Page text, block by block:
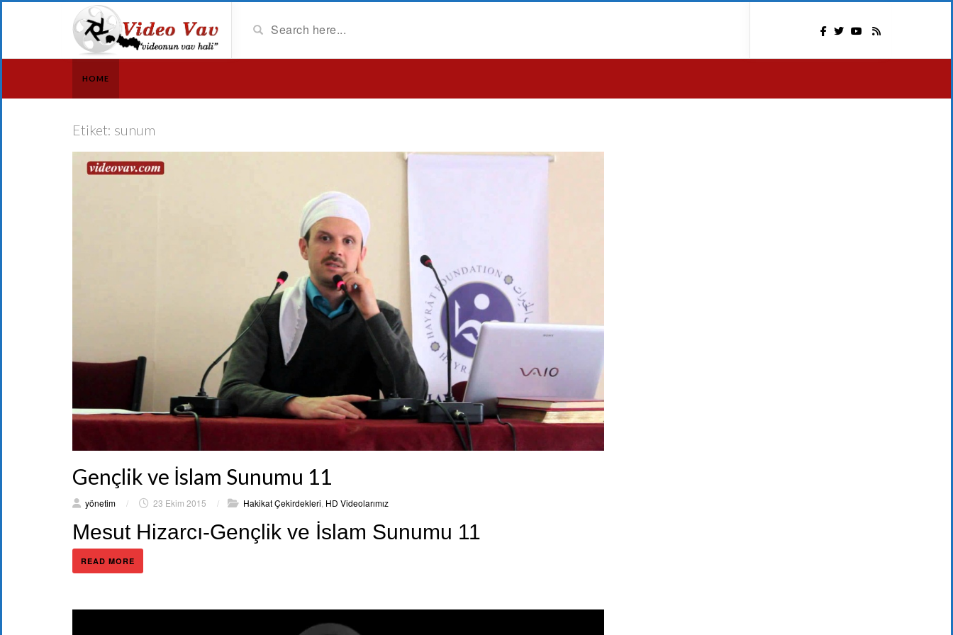
HOME
Etiket: sunum
Gençlik ve İslam Sunumu 11
yönetim / 23 Ekim 2015 / Hakikat Çekirdekleri HD Videolarımız
Mesut Hizarcı-Gençlik ve İslam Sunumu 11
READ MORE